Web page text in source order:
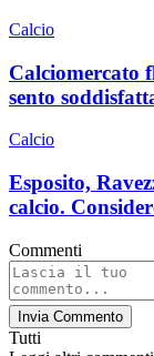
Calcio
Calciomercato
sento
Calcio
Esposito,
calcio.
Commenti
Invia Commento
Tutti